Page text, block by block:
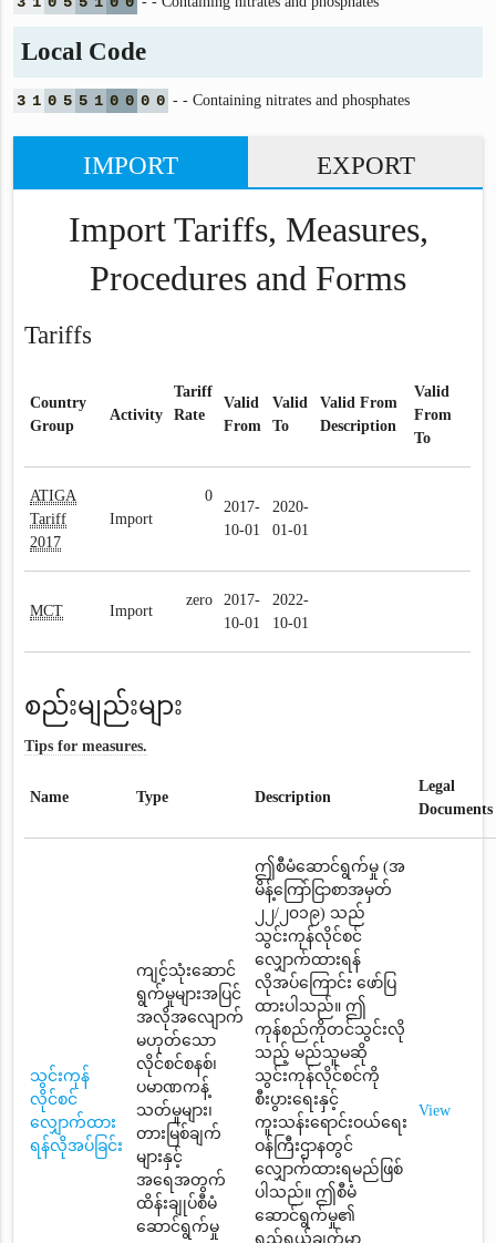
Local Code
3 1 0 5 5 1 0 0 0 0 - - Containing nitrates and phosphates
IMPORT EXPORT
Import Tariffs, Measures,
Procedures and Forms
Tariffs
Country
Group
Activity
Tariff
Rate
Valid
From
Valid
To
Valid From
Description
Valid
From
To
ATIGA
Tariff
2017
Import
0
2017-
10-01
2020-
01-01
MCT Import
zero
2017-
10-01
2022-
10-01
စည်းမျည်းများ
Tips for measures.
Name Type Description
Legal
Documents
သွင်းကုန်
လိုင်စင်
လျှောက်ထား
ရန်လိုအပ်ခြင်း
ကျင့်သုံးဆောင်
ရွက်မှုများအပြင်
အလိုအလျောက်
မဟုတ်သော
လိုင်စင်စနစ်၊
ပမာဏကန့်
သတ်မှုများ၊
တားမြစ်ချက်
များနှင့်
အရေအတွက်
ထိန်းချုပ်စီမံ
ဆောင်ရွက်မှု
ဤစီမံဆောင်ရွက်မှု (အ
မိန့်ကြော်ငြာစာအမှတ်
၂၂/၂၀၁၉) သည်
သွင်းကုန်လိုင်စင်
လျှောက်ထားရန်
လိုအပ်ကြောင်း ဖော်ပြ
ထားပါသည်။ ဤ
ကုန်စည်ကိုတင်သွင်းလို
သည့် မည်သူမဆို
သွင်းကုန်လိုင်စင်ကို
စီးပွားရေးနှင့်
ကူးသန်းရောင်းဝယ်ရေး
ဝန်ကြီးဌာနတွင်
လျှောက်ထားရမည်ဖြစ်
ပါသည်။ ဤစီမံ
ဆောင်ရွက်မှု၏
ရည်ရွယ်ချက်မှာ
View